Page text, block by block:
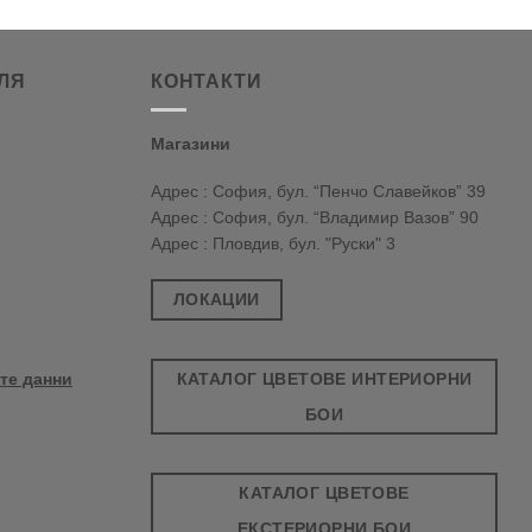
данни
КОНТАКТИ
Магазини
Адрес : София, бул. “Пенчо Славейков” 39
Адрес : София, бул. “Владимир Вазов” 90
Адрес : Пловдив, бул. "Руски" 3
ЛОКАЦИИ
КАТАЛОГ ЦВЕТОВЕ ИНТЕРИОРНИ
БОИ
КАТАЛОГ ЦВЕТОВЕ